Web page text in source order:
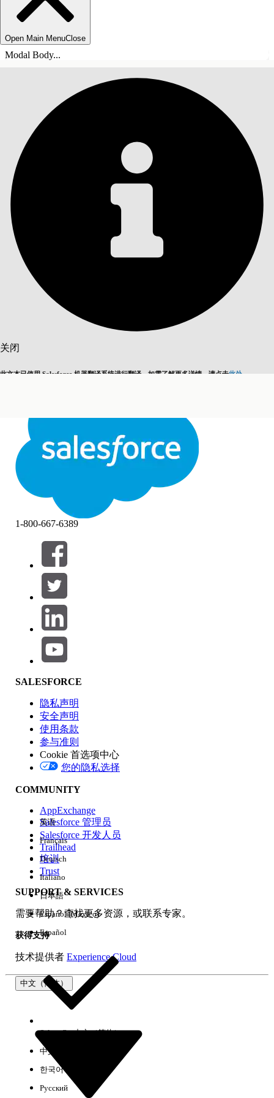
Open Main MenuClose
Modal Body...
关闭
此文本已使用 Salesforce 机器翻译系统进行翻译。如需了解更多详情，请点击此处
关闭关闭
目录
筛选条件： (0)
选择筛选器
产品区域
功能影响
版本
体验
1-800-667-6389
SALESFORCE
隐私声明
安全声明
使用条款
参与准则
Cookie 首选项中心
您的隐私选择
COMMUNITY
AppExchange
Salesforce 管理员
Salesforce 开发人员
Trailhead
培训
Trust
SUPPORT & SERVICES
需要帮助？查找更多资源，或联系专家。
获得支持
技术提供者 Experience Cloud
中文（简体）
英语
Français
Deutsch
Italiano
日本語
Español (México)
Español
Select Org中文（简体）
中文（繁体）
한국어
Русский